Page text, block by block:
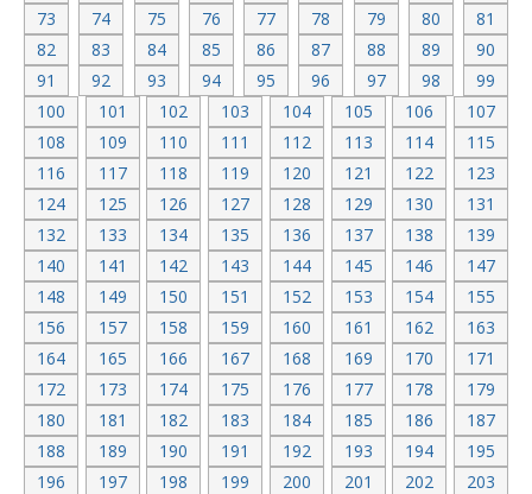
73
74 75 76 77 78 79 80
81
82
83 84 85 86 87 88 89
90
91
92 93 94 95 96 97 98
99
100
101 102 103 104 105 106
107
108
109 110 111 112 113 114
115
116
117 118 119 120 121 122
123
124
125 126 127 128 129 130
131
132
133 134 135 136 137 138
139
140
141 142 143 144 145 146
147
148
149 150 151 152 153 154
155
156
157 158 159 160 161 162
163
164
165 166 167 168 169 170
171
172
173 174 175 176 177 178
179
180
181 182 183 184 185 186
187
188
189 190 191 192 193 194
195
196
197 198 199 200 201 202
203